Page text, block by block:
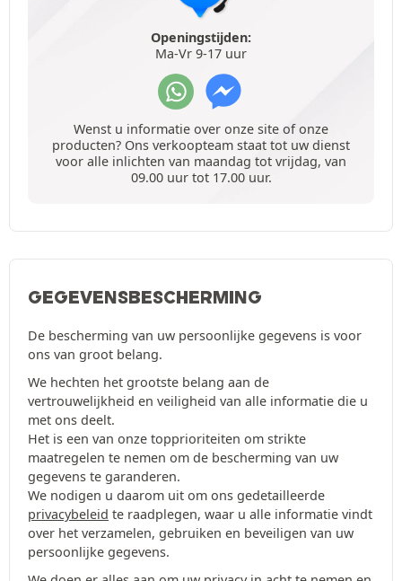
Openingstijden:
Ma-Vr 9-17 uur
Wenst u informatie over onze site of onze
producten? Ons verkoopteam staat tot uw dienst
voor alle inlichten van maandag tot vrijdag, van
09.00 uur tot 17.00 uur.
GEGEVENSBESCHERMING
De bescherming van uw persoonlijke gegevens is voor
ons van groot belang.
We hechten het grootste belang aan de
vertrouwelijkheid en veiligheid van alle informatie die u
met ons deelt.
Het is een van onze topprioriteiten om strikte
maatregelen te nemen om de bescherming van uw
gegevens te garanderen.
We nodigen u daarom uit om ons gedetailleerde
privacybeleid te raadplegen, waar u alle informatie vindt
over het verzamelen, gebruiken en beveiligen van uw
persoonlijke gegevens.